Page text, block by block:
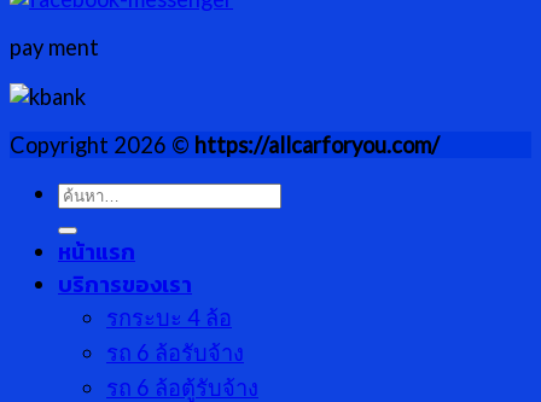
pay ment
Copyright 2026 © https://allcarforyou.com/
ค้นหา:
หน้าแรก
บริการของเรา
รกระบะ 4 ล้อ
รถ 6 ล้อรับจ้าง
รถ 6 ล้อตู้รับจ้าง